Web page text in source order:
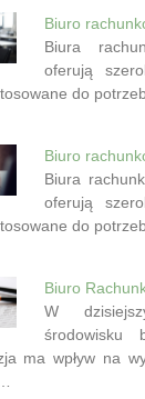
Biuro
Biura
oferują
do
Biuro
Biura
oferują
do
Biuro
W
środowisku
ma wpływ na